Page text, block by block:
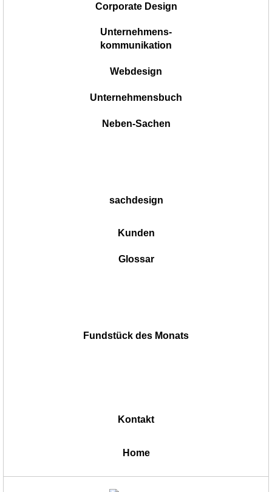
Corporate Design
Unternehmens-
kommunikation
Webdesign
Unternehmensbuch
Neben-Sachen
sachdesign
Kunden
Glossar
Fundstück des Monats
Kontakt
Home